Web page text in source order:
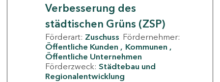
Verbesserung des
städtischen Grüns (ZSP)
Förderart: Zuschuss Fördernehmer:
Öffentliche Kunden
Kommunen
Öffentliche Unternehmen
Förderzweck: Städtebau und
Regionalentwicklung